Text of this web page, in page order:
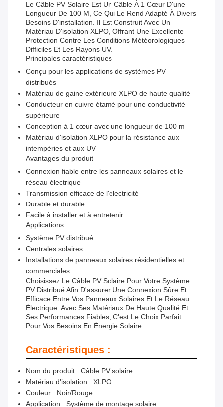
Le Câble PV Solaire Est Un Câble À 1 Cœur D'une
Longueur De 100 M, Ce Qui Le Rend Adapté À Divers
Besoins D'installation. Il Est Construit Avec Un
Matériau D'isolation XLPO, Offrant Une Excellente
Protection Contre Les Conditions Météorologiques
Difficiles Et Les Rayons UV.
Principales caractéristiques
Conçu pour les applications de systèmes PV
distribués
Matériau de gaine extérieure XLPO de haute qualité
Conducteur en cuivre étamé pour une conductivité
supérieure
Conception à 1 cœur avec une longueur de 100 m
Matériau d'isolation XLPO pour la résistance aux
intempéries et aux UV
Avantages du produit
Connexion fiable entre les panneaux solaires et le
réseau électrique
Transmission efficace de l'électricité
Durable et durable
Facile à installer et à entretenir
Applications
Système PV distribué
Centrales solaires
Installations de panneaux solaires résidentielles et
commerciales
Choisissez Le Câble PV Solaire Pour Votre Système
PV Distribué Afin D'assurer Une Connexion Sûre Et
Efficace Entre Vos Panneaux Solaires Et Le Réseau
Électrique. Avec Ses Matériaux De Haute Qualité Et
Ses Performances Fiables, C'est Le Choix Parfait
Pour Vos Besoins En Énergie Solaire.
Caractéristiques :
Nom du produit : Câble PV solaire
Matériau d'isolation : XLPO
Couleur : Noir/Rouge
Application : Système de montage solaire